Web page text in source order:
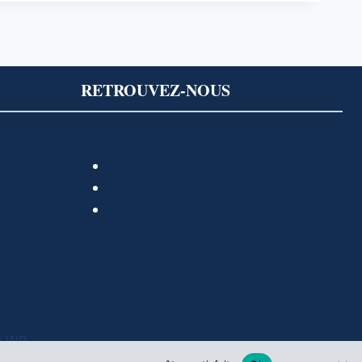
RETROUVEZ-NOUS
WP